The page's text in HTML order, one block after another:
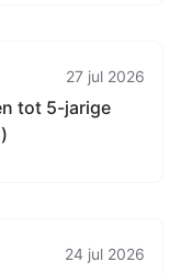
27 jul 2026
tot 5-jarige
24 jul 2026